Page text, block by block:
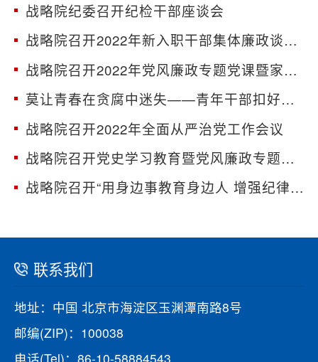
战略院纪委召开纪检干部座谈会
战略院召开2022年新入职干部集体廉政谈话活动
战略院召开2022年党风廉政专题党课暨家教家风教育活动
莫让青春在贪腐中迷失——青年干部扣好廉洁从政“第一粒扣子”廉洁教育专题党课
战略院召开2022年全面从严治党工作会议
战略院召开党史学习教育暨党风廉政专题党课
战略院召开“用身边事教育身边人 增强纪律意识和规矩意识”警示教育大会
联系我们
地址：中国 北京市海淀区玉渊潭南路8号
邮编(ZIP)：100038
电话(Tel)：86-10-58884543